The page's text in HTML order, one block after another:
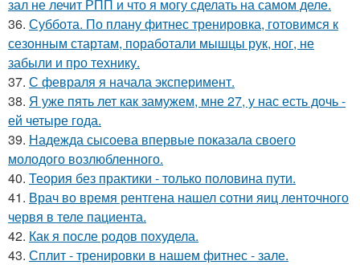
зал не лечит РПП и что я могу сделать на самом деле.
36. Суббота. По плану фитнес тренировка, готовимся к
сезонным стартам, поработали мышцы рук, ног, не
забыли и про технику.
37. С февраля я начала эксперимент.
38. Я уже пять лет как замужем, мне 27, у нас есть дочь -
ей четыре года.
39. Надежда сысоева впервые показала своего
молодого возлюбленного.
40. Теория без практики - только половина пути.
41. Врач во время рентгена нашел сотни яиц ленточного
червя в теле пациента.
42. Как я после родов похудела.
43. Сплит - тренировки в нашем фитнес - зале.